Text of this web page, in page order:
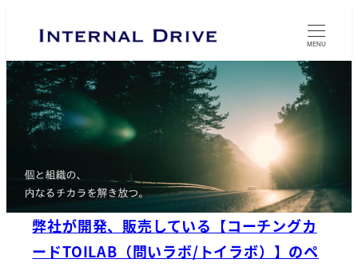
ン
コ
MENU
弊社が開発、販売している【コーチングカ
ードTOILAB（問いラボ/トイラボ）】のペ